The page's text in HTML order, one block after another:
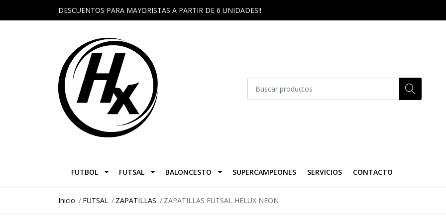
DESCUENTOS PARA MAYORISTAS A PARTIR DE 6 UNIDADES!!
FUTBOL FUTSAL BALONCESTO SUPERCAMPEONES SERVICIOS CONTACTO
Inicio FUTSAL ZAPATILLAS ZAPATILLAS FUTSAL HELUX NEON